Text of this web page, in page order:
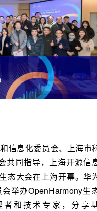
信息化委员会、上海市
共同指导，上海开源信
态大会在上海开幕。华
举办OpenHarmony生
和技术专家，分享